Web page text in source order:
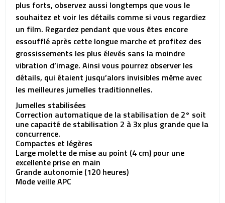
plus forts, observez aussi longtemps que vous le
souhaitez et voir les détails comme si vous regardiez
un film. Regardez pendant que vous êtes encore
essoufflé après cette longue marche et profitez des
grossissements les plus élevés sans la moindre
vibration d’image. Ainsi vous pourrez observer les
détails, qui étaient jusqu’alors invisibles même avec
les meilleures jumelles traditionnelles.
Jumelles stabilisées
Correction automatique de la stabilisation de 2° soit
une capacité de stabilisation 2 à 3x plus grande que la
concurrence.
Compactes et légères
Large molette de mise au point (4 cm) pour une
excellente prise en main
Grande autonomie (120 heures)
Mode veille APC